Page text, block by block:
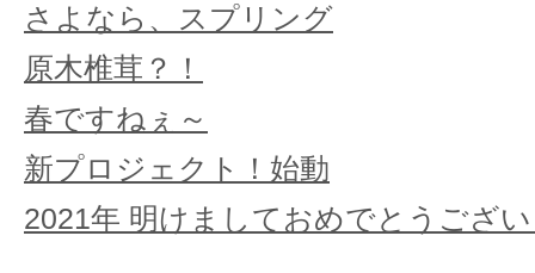
さよなら、スプリング
原木椎茸？！
春ですねぇ～
新プロジェクト！始動
2021年 明けましておめでとうござ